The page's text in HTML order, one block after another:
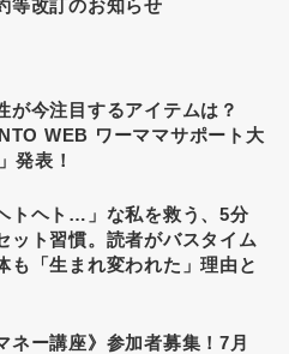
等改訂のお知らせ
が今注目するアイテムは？
WEB ワーママサポート大
発表！
トヘト…」な私を救う、5分
ット習慣。読者がバスタイム
も「生まれ変われた」理由と
ネー講座》参加者募集！7月